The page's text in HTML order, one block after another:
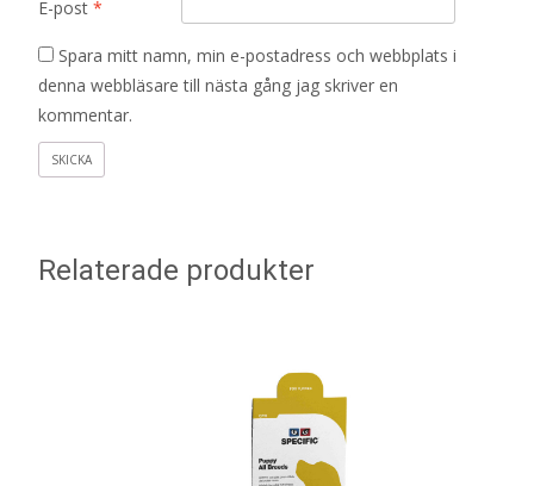
E-post *
Spara mitt namn, min e-postadress och webbplats i
denna webbläsare till nästa gång jag skriver en
kommentar.
Relaterade produkter